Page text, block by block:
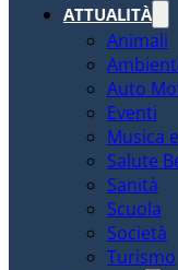
ATTUALITÀ
Animali
Auto
Eventi
Musica
Salute
Sanità
Scuola
Società
Turismo